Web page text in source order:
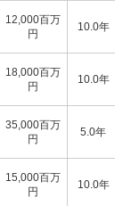
12,000百万
円
10.0年
18,000百万
円
10.0年
35,000百万
円
5.0年
15,000百万
円
10.0年